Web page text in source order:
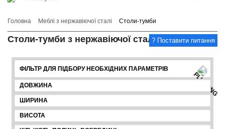
Головна Меблі з нержавіючої сталі Столи-тумби
Столи-тумби з нержавіючої сталі
ФІЛЬТР ДЛЯ ПІДБОРУ НЕОБХІДНИХ ПАРАМЕТРІВ